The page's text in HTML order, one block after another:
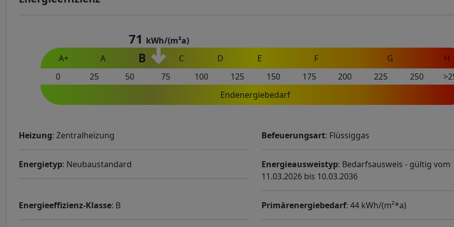
A+ A B C D E F G H
71 kWh/(m²a)
0 25 50 75 100 125 150 175 200 225 250
Endenergiebedarf
Heizung: Zentralheizung Befeuerungsart: Flüssiggas
Energietyp: Neubaustandard Energieausweistyp: Bedarfsausweis - gültig vom
11.03.2026 bis 10.03.2036
Energieeffizienz-Klasse: B Primärenergiebedarf: 44 kWh/(m²*a)